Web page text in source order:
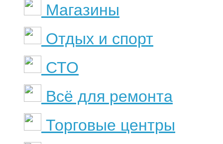
Магазины
Отдых и спорт
СТО
Всё для ремонта
Торговые центры